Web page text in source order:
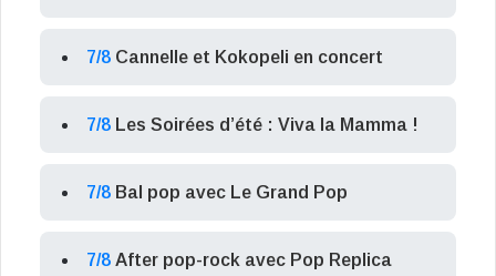
7/8 Cannelle et Kokopeli en concert
7/8 Les Soirées d’été : Viva la Mamma !
7/8 Bal pop avec Le Grand Pop
7/8 After pop-rock avec Pop Replica